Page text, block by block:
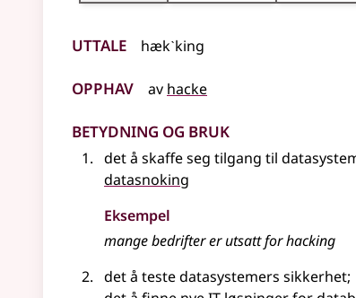
Uttale hækˋking
Opphav av hacke
Betydning og bruk
det å skaffe seg tilgang til
datasnoking
Eksempel
mange bedrifter er utsatt for hacking
det å teste datasystemers sikkerhet;